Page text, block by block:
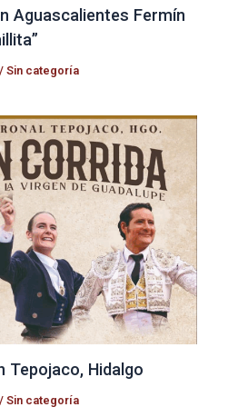
Aguascalientes Fermín
/Sin categoría
Tepojaco, Hidalgo
/Sin categoría